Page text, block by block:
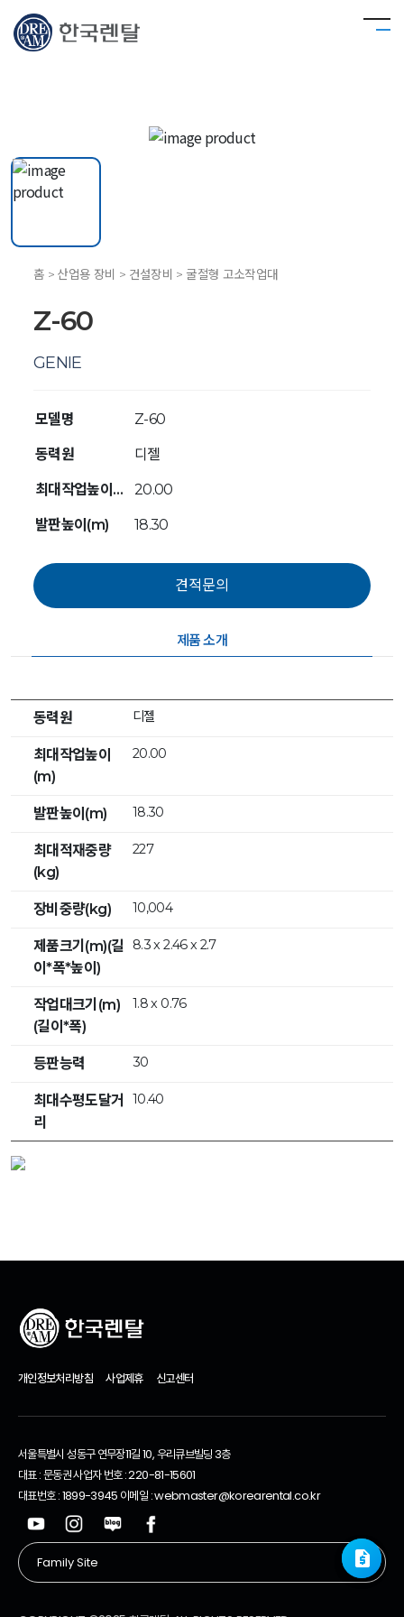
request_quote
홈 > 산업용 장비 > 건설장비 > 굴절형 고소작업대
Z-60
GENIE
모델명 Z-60
동력원 디젤
최대작업높이(m) 20.00
발판높이(m) 18.30
제품 소개
동력원 디젤
최대작업높이
(m)
20.00
발판높이(m) 18.30
최대적재중량
(kg)
227
장비중량(kg) 10,004
제품크기(m)(길
이*폭*높이)
8.3 x 2.46 x 2.7
작업대크기(m)
(길이*폭)
1.8 x 0.76
등판능력 30
최대수평도달거
리
10.40
request_quote
개인정보처리방침 사업제휴 신고센터
서울특별시 성동구 연무장11길 10, 우리큐브빌딩 3층
대표 : 문동권 사업자 번호 : 220-81-15601
대표번호 : 1899-3945 이메일 : webmaster@korearental.co.kr